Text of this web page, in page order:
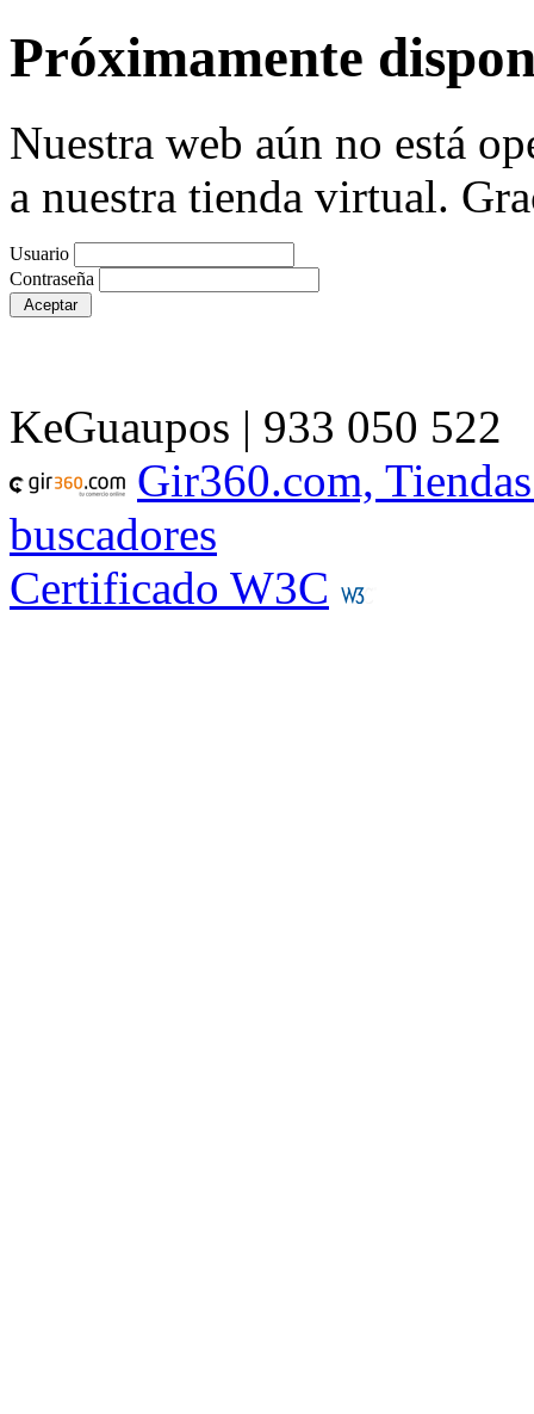
Próximamente
Nuestra web aún no está
a nuestra tienda virtual.
Usuario
Contraseña
KeGuaupos | 933 050 522
Gir360.com,
buscadores
Certificado W3C